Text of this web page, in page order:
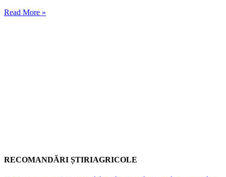
Read More »
RECOMANDĂRI ȘTIRIAGRICOLE